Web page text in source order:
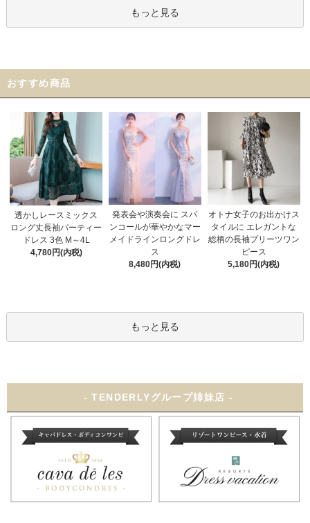
もっと見る
おすすめ商品
透かしレースミックス
ロング丈長袖パーティー
ドレス 3色 M～4L
4,780円(内税)
発表会や演奏会に スパ
ンコールが華やかなマー
メイドラインロングドレ
ス
8,480円(内税)
オトナ女子のお出かけス
タイルに エレガントな
総柄の長袖プリーツワン
ピース
5,180円(内税)
もっと見る
- TENDERLYグループ姉妹店 -